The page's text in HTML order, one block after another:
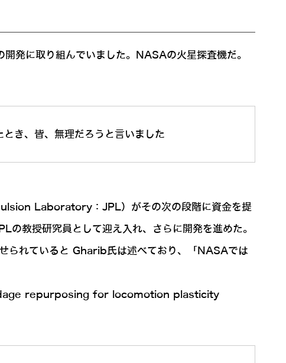
に取り組んでいました。NASAの火星探査機だ。
き、皆、無理だろうと言いました
Laboratory：JPL）がその次の段階に資金を提
教授研究員として迎え入れ、さらに開発を進めた。
られていると Gharib氏は述べており、「NASAでは
repurposing for locomotion plasticity